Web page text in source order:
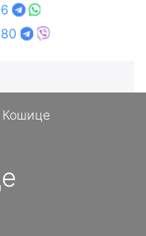
Кошице